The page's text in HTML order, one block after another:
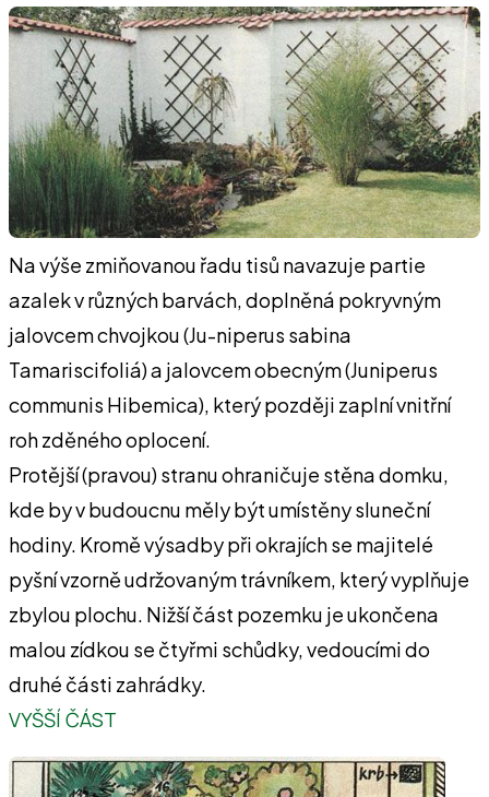
Na výše zmiňovanou řadu tisů navazuje partie
azalek v různých barvách, doplněná pokryvným
jalovcem chvojkou (Ju-niperus sabina
Tamariscifoliá) a jalovcem obecným (Juniperus
communis Hibemica), který později zaplní vnitřní
roh zděného oplocení.
Protější (pravou) stranu ohraničuje stěna domku,
kde by v budoucnu měly být umístěny sluneční
hodiny. Kromě výsadby při okrajích se majitelé
pyšní vzorně udržovaným trávníkem, který vyplňuje
zbylou plochu. Nižší část pozemku je ukončena
malou zídkou se čtyřmi schůdky, vedoucími do
druhé části zahrádky.
VYŠŠÍ ČÁST